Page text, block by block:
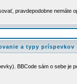
pravdepodobne nemáte
a typy príspevkov
BBCode sám o sebe